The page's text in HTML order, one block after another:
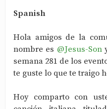
Spanish
Hola amigos de la
nombre es @Jesus-Son
semana 281 de los
te guste lo que te traigo
Hoy comparto con